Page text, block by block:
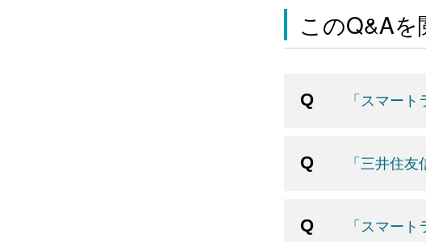
このQ&A
「スマー
「三井住
「スマー